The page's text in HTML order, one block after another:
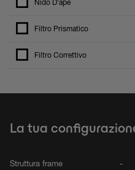
Nido D'ape
Filtro Prismatico
Filtro Correttivo
La tua
Struttura frame -